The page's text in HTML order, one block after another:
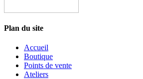
Plan du site
Accueil
Boutique
Points de vente
Ateliers